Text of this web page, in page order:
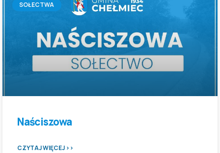
SOŁECTWA
Naściszowa
CZYTAJ WIĘCEJ >>